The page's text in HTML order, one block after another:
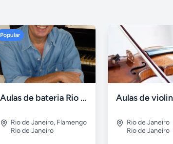
Popular
Aulas de bateria Rio de Janeiro
Rio de Janeiro, Flamengo
Rio de Janeiro
Rio de Janeiro
Rio de Janeiro